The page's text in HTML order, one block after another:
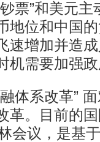
票”和美元
地位和中国
速增加并造
机需要加强
系改革” 面
革。目前的
会议，是基